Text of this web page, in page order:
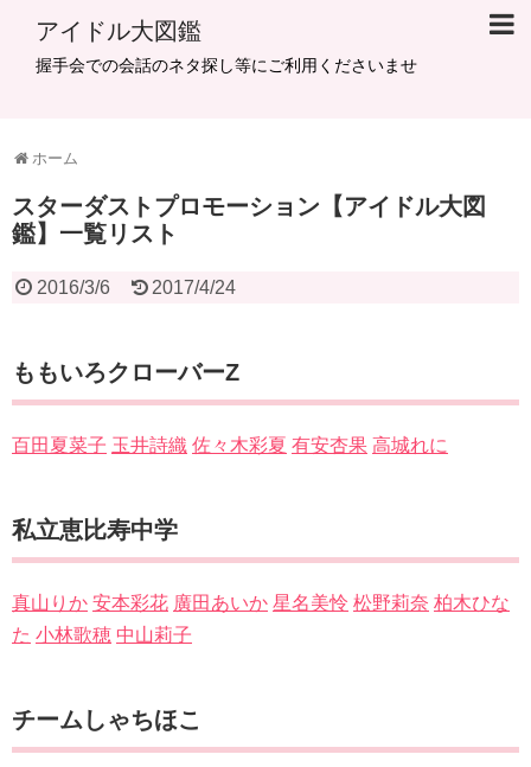
アイドル大図鑑
握手会での会話のネタ探し等にご利用くださいませ
ホーム
スターダストプロモーション【アイドル大図
鑑】一覧リスト
2016/3/6 2017/4/24
ももいろクローバーZ
百田夏菜子 玉井詩織 佐々木彩夏 有安杏果 高城れに
私立恵比寿中学
真山りか 安本彩花 廣田あいか 星名美怜 松野莉奈 柏木ひな
た 小林歌穂 中山莉子
チームしゃちほこ